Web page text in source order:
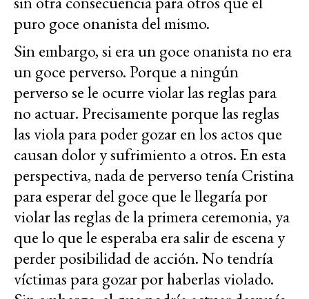
puro goce onanista del mismo.
Sin embargo, si era un goce onanista no era
un goce perverso. Porque a ningún
perverso se le ocurre violar las reglas para
no actuar. Precisamente porque las reglas
las viola para poder gozar en los actos que
causan dolor y sufrimiento a otros. En esta
perspectiva, nada de perverso tenía Cristina
para esperar del goce que le llegaría por
violar las reglas de la primera ceremonia, ya
que lo que le esperaba era salir de escena y
perder posibilidad de acción. No tendría
víctimas para gozar por haberlas violado.